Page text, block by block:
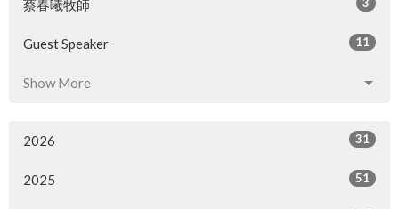
蔡春曦牧師
Guest Speaker 11
Show More
2026 31
2025 51